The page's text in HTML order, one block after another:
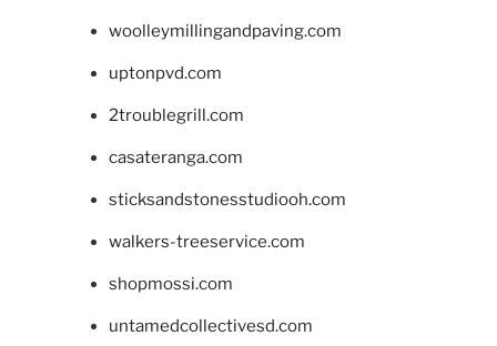
woolleymillingandpaving.com
uptonpvd.com
2troublegrill.com
casateranga.com
sticksandstonesstudiooh.com
walkers-treeservice.com
shopmossi.com
untamedcollectivesd.com